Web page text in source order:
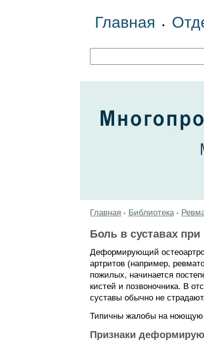
Главная •
Главная • Библиотека •
Боль в суставах
Деформирующий
артритов (например,
пожилых, начинается
кистей и позвоночника. В
суставы обычно не
Типичны жалобы на ноющую
Признаки